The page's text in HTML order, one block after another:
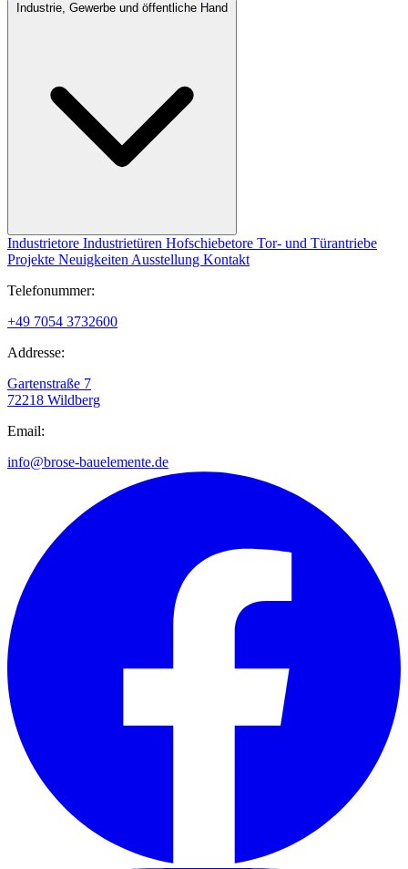
Industrietore Industrietüren Hofschiebetore Tor- und Türantriebe
Projekte Neuigkeiten Ausstellung Kontakt
Telefonummer:
+49 7054 3732600
Addresse:
Gartenstraße 7
72218 Wildberg
Email:
info@brose-bauelemente.de